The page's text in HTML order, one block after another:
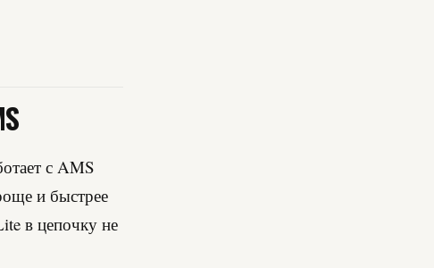
с AMS
и быстрее
в цепочку не